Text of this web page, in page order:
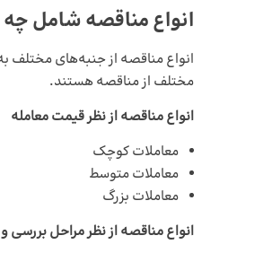
انواع مناقصه شامل
انواع مناقصه از جنبه‌های
مختلف از مناقصه هستند.
انواع مناقصه از نظر قیمت معامله
معاملات کوچک
معاملات متوسط
معاملات بزرگ
انواع مناقصه از نظر مراحل